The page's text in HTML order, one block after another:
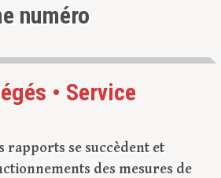
numéro
• Service
rapports se succèdent et
des mesures de